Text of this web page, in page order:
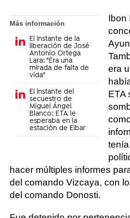
Más información
El instante de la
liberación de José
Antonio Ortega
Lara: "Era una
mirada de falta de
vida"
El instante del
secuestro de
Miguel Ángel
Blanco: ETA le
esperaba en la
estación de Eibar
Ibon
era
ETA
hacer múltiples informes
del comando Vizcaya, con
del comando Donosti.